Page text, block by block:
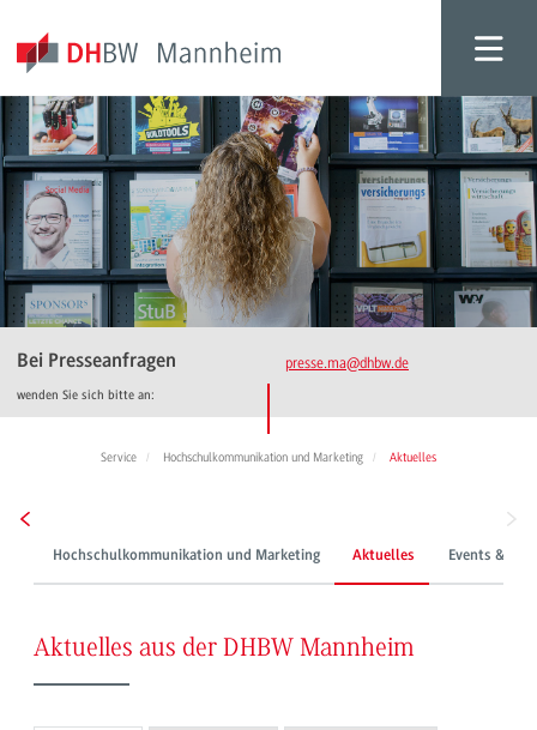
Bei Presseanfragen
wenden Sie sich bitte an:
presse.ma@dhbw.de
Service Hochschulkommunikation und Marketing Aktuelles
Hochschulkommunikation und Marketing Aktuelles Events &
Aktuelles aus der DHBW Mannheim